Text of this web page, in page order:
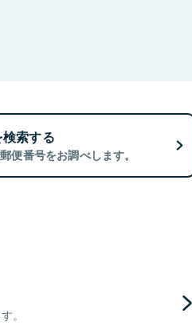
索する
便番号をお調べします。
。